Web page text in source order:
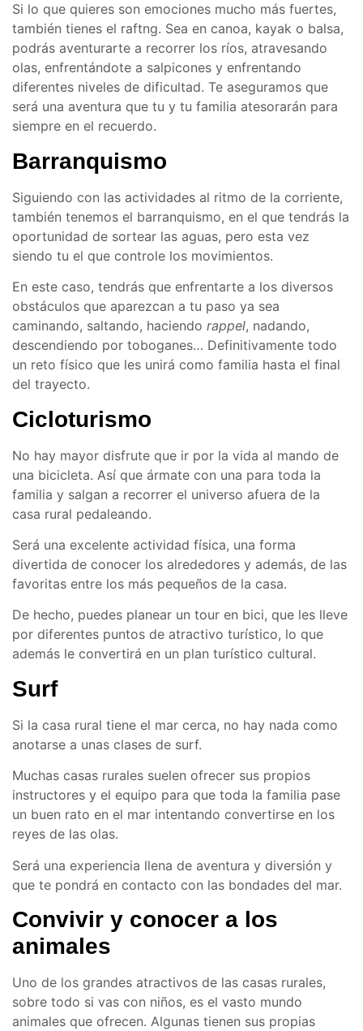
Si lo que quieres son emociones mucho más fuertes,
también tienes el raftng. Sea en canoa, kayak o balsa,
podrás aventurarte a recorrer los ríos, atravesando
olas, enfrentándote a salpicones y enfrentando
diferentes niveles de dificultad. Te aseguramos que
será una aventura que tu y tu familia atesorarán para
siempre en el recuerdo.
Barranquismo
Siguiendo con las actividades al ritmo de la corriente,
también tenemos el barranquismo, en el que tendrás la
oportunidad de sortear las aguas, pero esta vez
siendo tu el que controle los movimientos.
En este caso, tendrás que enfrentarte a los diversos
obstáculos que aparezcan a tu paso ya sea
caminando, saltando, haciendo rappel, nadando,
descendiendo por toboganes… Definitivamente todo
un reto físico que les unirá como familia hasta el final
del trayecto.
Cicloturismo
No hay mayor disfrute que ir por la vida al mando de
una bicicleta. Así que ármate con una para toda la
familia y salgan a recorrer el universo afuera de la
casa rural pedaleando.
Será una excelente actividad física, una forma
divertida de conocer los alrededores y además, de las
favoritas entre los más pequeños de la casa.
De hecho, puedes planear un tour en bici, que les lleve
por diferentes puntos de atractivo turístico, lo que
además le convertirá en un plan turístico cultural.
Surf
Si la casa rural tiene el mar cerca, no hay nada como
anotarse a unas clases de surf.
Muchas casas rurales suelen ofrecer sus propios
instructores y el equipo para que toda la familia pase
un buen rato en el mar intentando convertirse en los
reyes de las olas.
Será una experiencia llena de aventura y diversión y
que te pondrá en contacto con las bondades del mar.
Convivir y conocer a los
animales
Uno de los grandes atractivos de las casas rurales,
sobre todo si vas con niños, es el vasto mundo
animales que ofrecen. Algunas tienen sus propias